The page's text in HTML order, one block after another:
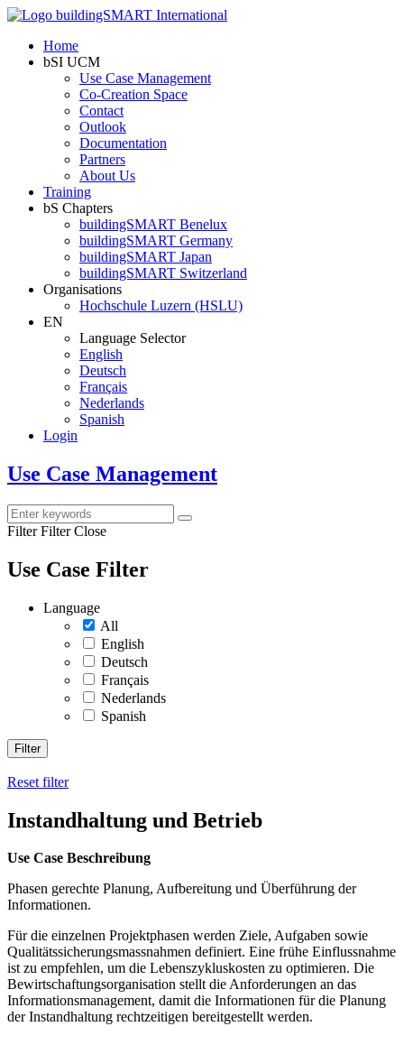
Home
bSI UCM
Use Case Management
Co-Creation Space
Contact
Outlook
Documentation
Partners
About Us
Training
bS Chapters
buildingSMART Benelux
buildingSMART Germany
buildingSMART Japan
buildingSMART Switzerland
Organisations
Hochschule Luzern (HSLU)
EN
Language Selector
English
Deutsch
Français
Nederlands
Spanish
Login
Use Case Management
Filter Filter Close
Use Case Filter
Language
All
English
Deutsch
Français
Nederlands
Spanish
Filter
Reset filter
Instandhaltung und Betrieb
Use Case Beschreibung
Phasen gerechte Planung, Aufbereitung und Überführung der
Informationen.
Für die einzelnen Projektphasen werden Ziele, Aufgaben sowie
Qualitätssicherungsmassnahmen definiert. Eine frühe Einflussnahme
ist zu empfehlen, um die Lebenszykluskosten zu optimieren. Die
Bewirtschaftungsorganisation stellt die Anforderungen an das
Informationsmanagement, damit die Informationen für die Planung
der Instandhaltung rechtzeitigen bereitgestellt werden.